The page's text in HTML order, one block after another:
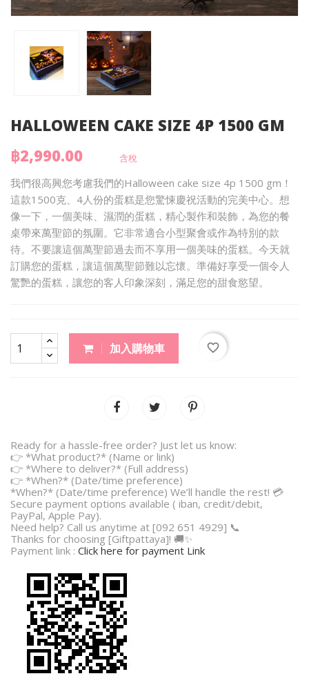
HALLOWEEN CAKE SIZE 4P 1500 GM
฿2,990.00
含稅
我們很高興您考慮我們的Halloween cake size 4p 1500 gm！
這款1500克、4人份的蛋糕是您驚悚慶祝活動的完美中心。想
像一下，一個美味、濕潤的蛋糕，精心製作和裝飾，為您的餐
桌帶來萬聖節的氛圍。它非常適合小型聚會或作為特別的款
待。不要讓這個萬聖節過去而不享用一個美味的蛋糕。今天就
訂購您的蛋糕，讓這個萬聖節難以忘懷。準備好享受一個令人
驚艷的蛋糕，讓您的客人印象深刻，滿足您的甜食慾望。
加入購物車 favorite_border
Ready for a hassle-free order? Just let us know:
👉 *What product?* (Name or link)
👉 *Where to deliver?* (Full address)
👉 *When?* (Date/time preference)
*When?* (Date/time preference) We’ll handle the rest! 💳
Secure payment options available ( iban, credit/debit,
PayPal, Apple Pay).
Need help? Call us anytime at [092 651 4929] 📞
Thanks for choosing [Giftpattaya]! 🚚✨
Payment link : Click here for payment Link